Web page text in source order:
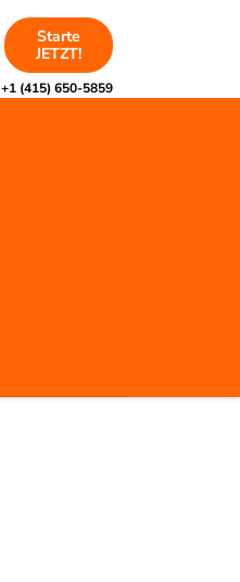
Starte
JETZT!
+1 (415) 650-5859